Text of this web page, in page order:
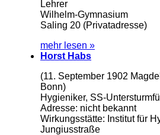
Lehrer
Wilhelm-Gymnasium
Saling 20 (Privatadresse)
mehr lesen »
Horst Habs
(11. September 1902
Bonn)
Hygieniker, SS-
Adresse: nicht bekannt
Wirkungsstätte: Institut für
Jungiusstraße